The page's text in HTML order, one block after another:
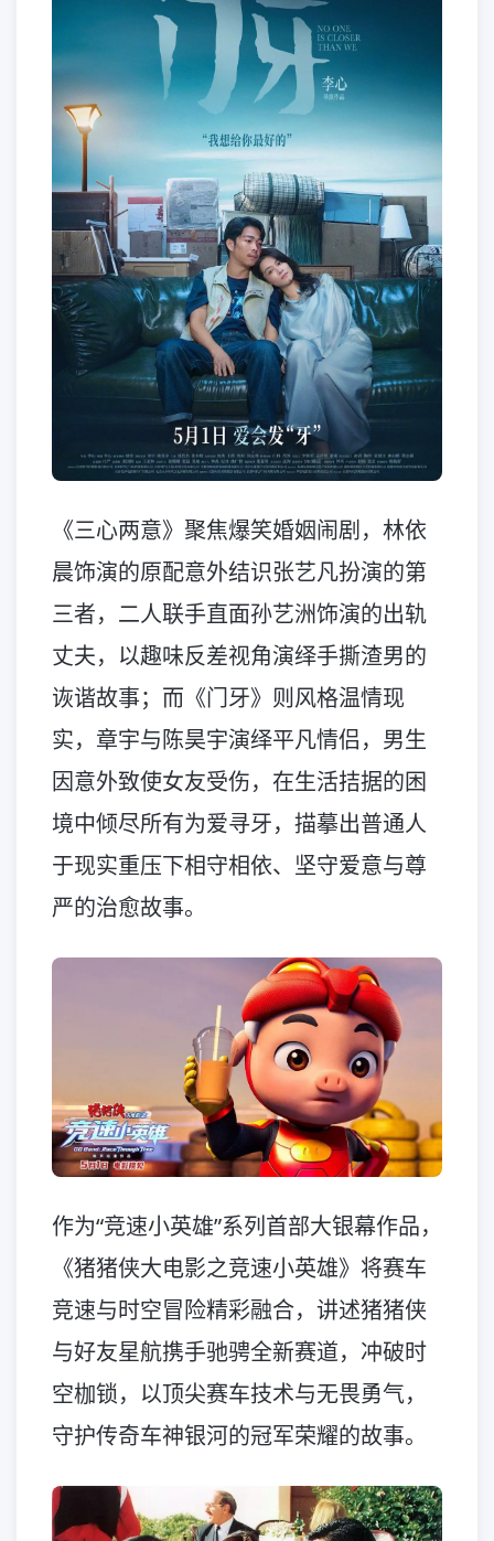
《三心两意》聚焦爆笑婚姻闹剧，林依
晨饰演的原配意外结识张艺凡扮演的第
三者，二人联手直面孙艺洲饰演的出轨
丈夫，以趣味反差视角演绎手撕渣男的
诙谐故事；而《门牙》则风格温情现
实，章宇与陈昊宇演绎平凡情侣，男生
因意外致使女友受伤，在生活拮据的困
境中倾尽所有为爱寻牙，描摹出普通人
于现实重压下相守相依、坚守爱意与尊
严的治愈故事。
作为“竞速小英雄”系列首部大银幕作品，
《猪猪侠大电影之竞速小英雄》将赛车
竞速与时空冒险精彩融合，讲述猪猪侠
与好友星航携手驰骋全新赛道，冲破时
空枷锁，以顶尖赛车技术与无畏勇气，
守护传奇车神银河的冠军荣耀的故事。